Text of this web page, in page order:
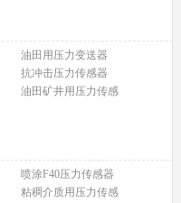
油田用压力变送器
抗冲击压力传感器
油田矿井用压力传感
喷涂F40压力传感器
粘稠介质用压力传感